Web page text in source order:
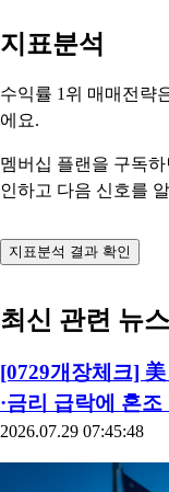
지표분석
수익률 1위 매매전략
에요.
멤버십 플랜을 구독
인하고 다음 신호를
지표분석 결과 확인
최신 관련 뉴스
[0729개장체크]
·금리 급락에 혼조
2026.07.29 07:45:48